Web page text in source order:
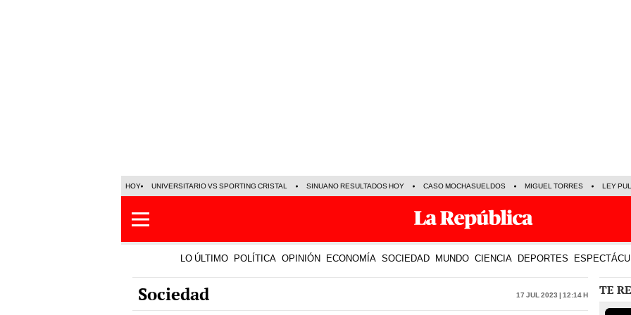
HOY UNIVERSITARIO VS SPORTING CRISTAL SINUANO RESULTADOS HOY CASO MOCHASUELDOS MIGUEL TORRES LEY
LO ÚLTIMO POLÍTICA OPINIÓN ECONOMÍA SOCIEDAD MUNDO CIENCIA DEPORTES
Sociedad 17 Jul 2023 | 12:14 h TE